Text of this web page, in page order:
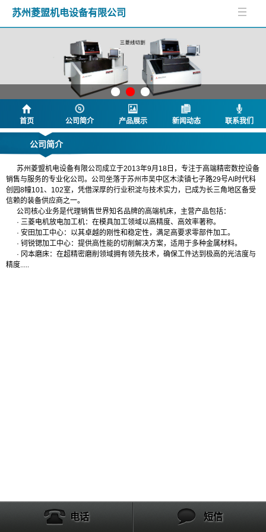
苏州菱盟机电设备有限公司
首页 公司简介 产品展示 新闻动态 联系我们
公司简介
苏州菱盟机电设备有限公司成立于2013年9月18日，专注于高端精密数控设备
销售与服务的专业化公司。公司坐落于苏州市吴中区木渎镇七子路29号AI时代科
创园8幢101、102室，凭借深厚的行业积淀与技术实力，已成为长三角地区备受
信赖的装备供应商之一。
公司核心业务是代理销售世界知名品牌的高端机床，主营产品包括：
· 三菱电机放电加工机：在模具加工领域以高精度、高效率著称。
· 安田加工中心：以其卓越的刚性和稳定性，满足高要求零部件加工。
· 钶锐锶加工中心：提供高性能的切削解决方案，适用于多种金属材料。
· 冈本磨床：在超精密磨削领域拥有领先技术，确保工件达到极高的光洁度与
精度.....
电话 短信